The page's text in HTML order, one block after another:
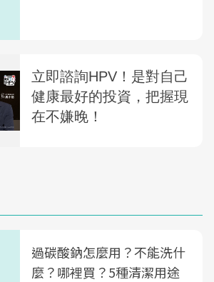
過碳酸鈉怎麼用？不能洗什
麼？哪裡買？5種清潔用途